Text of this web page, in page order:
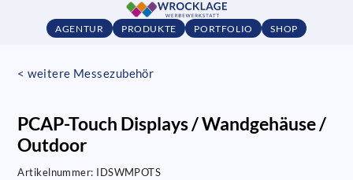
AGENTUR PRODUKTE PORTFOLIO SHOP
< weitere Messezubehör
PCAP-Touch Displays / Wandgehäuse /
Outdoor
Artikelnummer: IDSWMPOTS